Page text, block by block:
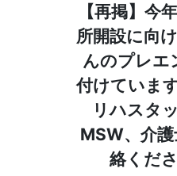
【再掲】今
所開設に向
んのプレエ
付けていま
リハスタ
MSW、介
絡くだ